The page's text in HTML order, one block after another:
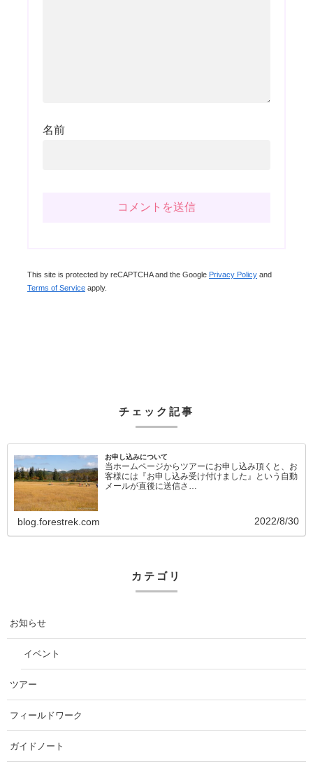
名前
This site is protected by reCAPTCHA and the Google Privacy Policy and
Terms of Service apply.
チェック記事
お申し込みについて
当ホームページからツアーにお申し込み頂くと、お
客様には『お申し込み受け付けました』という自動
メールが直後に送信さ…
blog.forestrek.com 2022/8/30
カテゴリ
お知らせ
イベント
ツアー
フィールドワーク
ガイドノート